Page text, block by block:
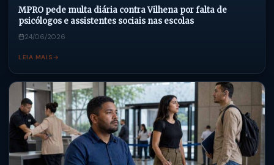
MPRO pede multa diária contra Vilhena por falta de
psicólogos e assistentes sociais nas escolas
24/06/2026
LEIA MAIS